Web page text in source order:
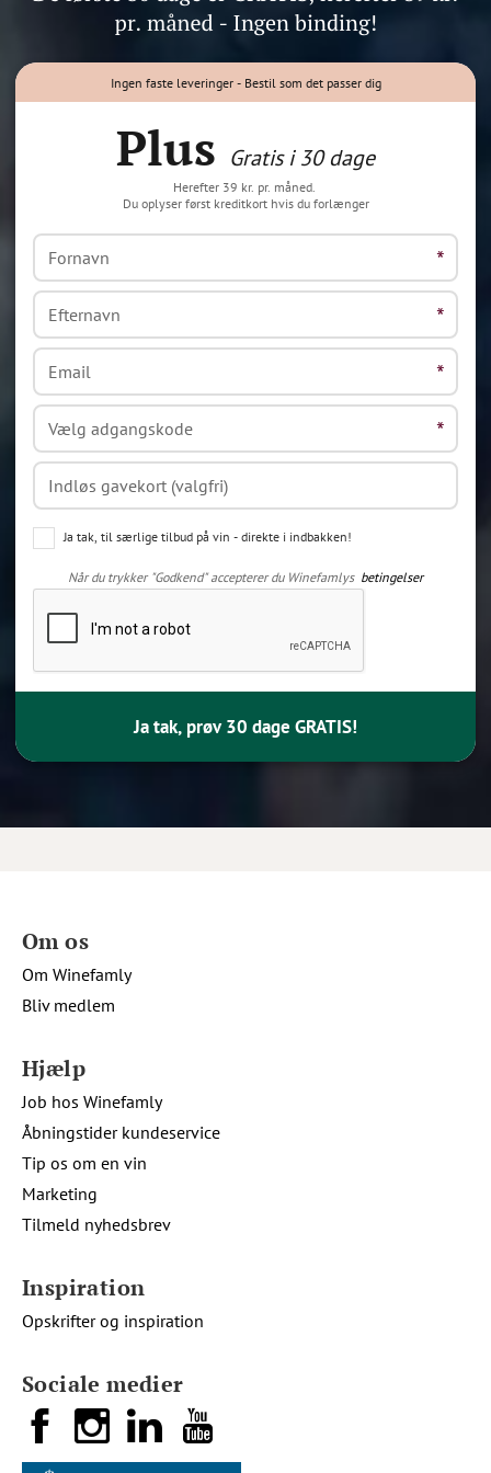
Ingen faste leveringer - Bestil som det passer dig
Plus Gratis i 30 dage
Herefter 39 kr. pr. måned.
Du oplyser først kreditkort hvis du forlænger
Ja tak, til særlige tilbud på vin - direkte i indbakken!
Når du trykker "Godkend" accepterer du Winefamlys betingelser
Ja tak, prøv 30 dage GRATIS!
Sociale medier
Om os
Om Winefamly
Bliv medlem
Hjælp
Job hos Winefamly
Åbningstider kundeservice
Tip os om en vin
Marketing
Tilmeld nyhedsbrev
Inspiration
Opskrifter og inspiration